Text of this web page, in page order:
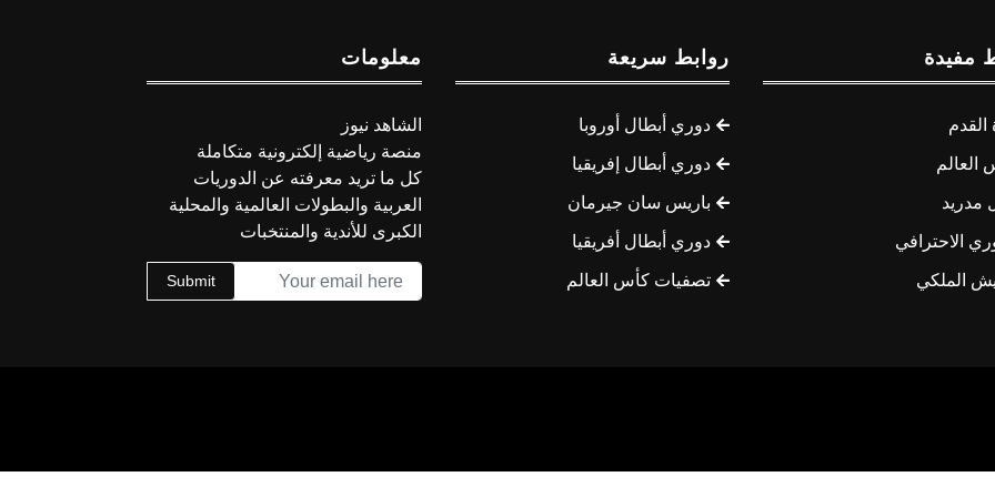
مفيدة
القدم
العالم
مدريد
الاحترافي
الملكي
روابط سريعة
دوري أبطال أوروبا
دوري أبطال إفريقيا
باريس سان جيرمان
دوري أبطال أفريقيا
تصفيات كأس العالم
معلومات
الشاهد نيوز
منصة رياضية إلكترونية متكاملة
كل ما تريد معرفته عن الدوريات
العربية والبطولات العالمية والمحلية
الكبرى للأندية والمنتخبات
Submit